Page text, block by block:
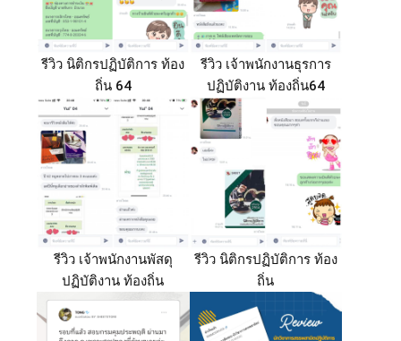
รีวิว นิติกรปฏิบัติการ ท้อง
ถิ่น 64
รีวิว เจ้าพนักงานธุรการ
ปฏิบัติงาน ท้องถิ่น64
รีวิว เจ้าพนักงานพัสดุ
ปฏิบัติงาน ท้องถิ่น
รีวิว นิติกรปฏิบัติการ ท้อง
ถิ่น